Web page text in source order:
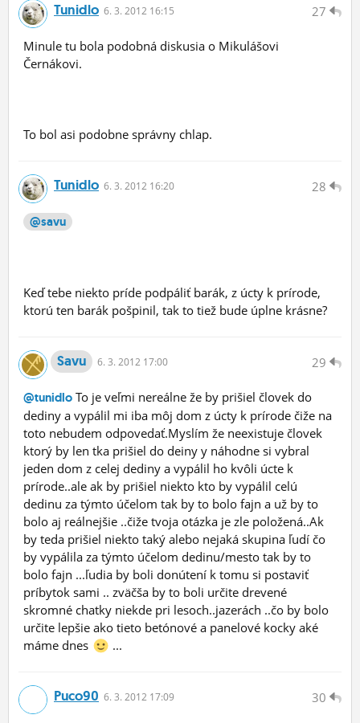
27
Tunidlo 6. 3. 2012 16:15
Minule tu bola podobná diskusia o Mikulášovi
Černákovi.
To bol asi podobne správny chlap.
28
Tunidlo 6. 3. 2012 16:20
@savu
Keď tebe niekto príde podpáliť barák, z úcty k prírode,
ktorú ten barák pošpinil, tak to tiež bude úplne krásne?
29
Savu 6. 3. 2012 17:00
@tunidlo To je veľmi nereálne že by prišiel človek do
dediny a vypálil mi iba môj dom z úcty k prírode čiže na
toto nebudem odpovedať.Myslím že neexistuje človek
ktorý by len tka prišiel do deiny y náhodne si vybral
jeden dom z celej dediny a vypálil ho kvôli úcte k
prírode..ale ak by prišiel niekto kto by vypálil celú
dedinu za týmto účelom tak by to bolo fajn a už by to
bolo aj reálnejšie ..čiže tvoja otázka je zle položená..Ak
by teda prišiel niekto taký alebo nejaká skupina ľudí čo
by vypálila za týmto účelom dedinu/mesto tak by to
bolo fajn ...ľudia by boli donútení k tomu si postaviť
príbytok sami .. zväčša by to boli určite drevené
skromné chatky niekde pri lesoch..jazerách ..čo by bolo
určite lepšie ako tieto betónové a panelové kocky aké
máme dnes
...
30
Puco90 6. 3. 2012 17:09